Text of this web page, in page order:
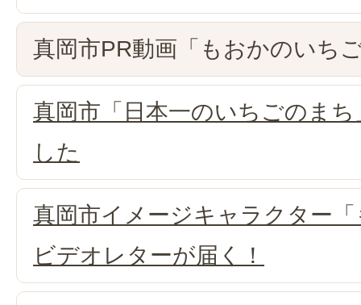
真岡市PR動画「もおかのいち
真岡市「日本一のいちごのま
した
真岡市イメージキャラクター
ビデオレターが届く！